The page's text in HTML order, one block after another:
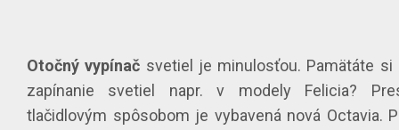
Otočný vypínač svetiel je minulosťou. Pamätáte
zapínanie svetiel napr. v modely Felicia?
tlačidlovým spôsobom je vybavená nová Octavia.